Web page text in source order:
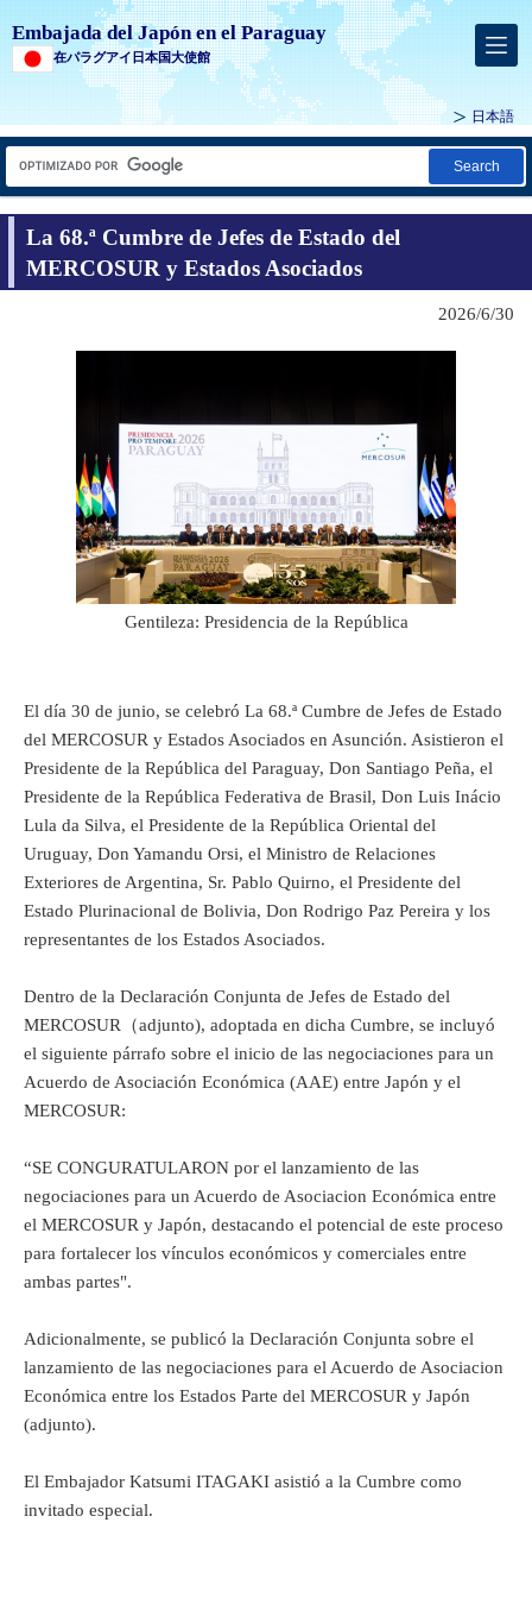
Embajada del Japón en el Paraguay
在パラグアイ日本国大使館
日本語
Search
La 68.ª Cumbre de Jefes de Estado del
MERCOSUR y Estados Asociados
2026/6/30
Gentileza: Presidencia de la República
El día 30 de junio, se celebró La 68.ª Cumbre de Jefes de Estado
del MERCOSUR y Estados Asociados en Asunción. Asistieron el
Presidente de la República del Paraguay, Don Santiago Peña, el
Presidente de la República Federativa de Brasil, Don Luis Inácio
Lula da Silva, el Presidente de la República Oriental del
Uruguay, Don Yamandu Orsi, el Ministro de Relaciones
Exteriores de Argentina, Sr. Pablo Quirno, el Presidente del
Estado Plurinacional de Bolivia, Don Rodrigo Paz Pereira y los
representantes de los Estados Asociados.
Dentro de la Declaración Conjunta de Jefes de Estado del
MERCOSUR（adjunto), adoptada en dicha Cumbre, se incluyó
el siguiente párrafo sobre el inicio de las negociaciones para un
Acuerdo de Asociación Económica (AAE) entre Japón y el
MERCOSUR:
“SE CONGURATULARON por el lanzamiento de las
negociaciones para un Acuerdo de Asociacion Económica entre
el MERCOSUR y Japón, destacando el potencial de este proceso
para fortalecer los vínculos económicos y comerciales entre
ambas partes".
Adicionalmente, se publicó la Declaración Conjunta sobre el
lanzamiento de las negociaciones para el Acuerdo de Asociacion
Económica entre los Estados Parte del MERCOSUR y Japón
(adjunto).
El Embajador Katsumi ITAGAKI asistió a la Cumbre como
invitado especial.